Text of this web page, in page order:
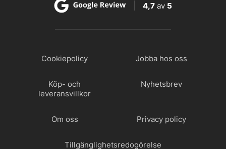
4,7 av 5
Cookiepolicy Jobba hos oss
Köp- och
leveransvillkor
Nyhetsbrev
Om oss Privacy policy
Tillgänglighetsredogörelse